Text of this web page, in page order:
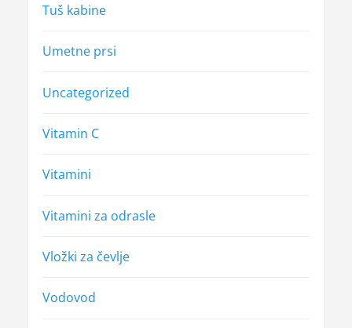
Tuš kabine
Umetne prsi
Uncategorized
Vitamin C
Vitamini
Vitamini za odrasle
Vložki za čevlje
Vodovod